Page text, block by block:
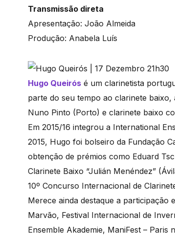
Transmissão direta
Apresentação: João Almeida
Produção: Anabela Luís
Hugo Queirós é um clarinetista
parte do seu tempo ao clarinete
Nuno Pinto (Porto) e clarinete baixo
Em 2015/16 integrou a International
2015, Hugo foi bolseiro da Fundação
obtenção de prémios como Eduard
Clarinete Baixo “Julián Menéndez”
10º Concurso Internacional de
Merece ainda destaque a participação
Marvão, Festival Internacional de
Ensemble Akademie, ManiFest –